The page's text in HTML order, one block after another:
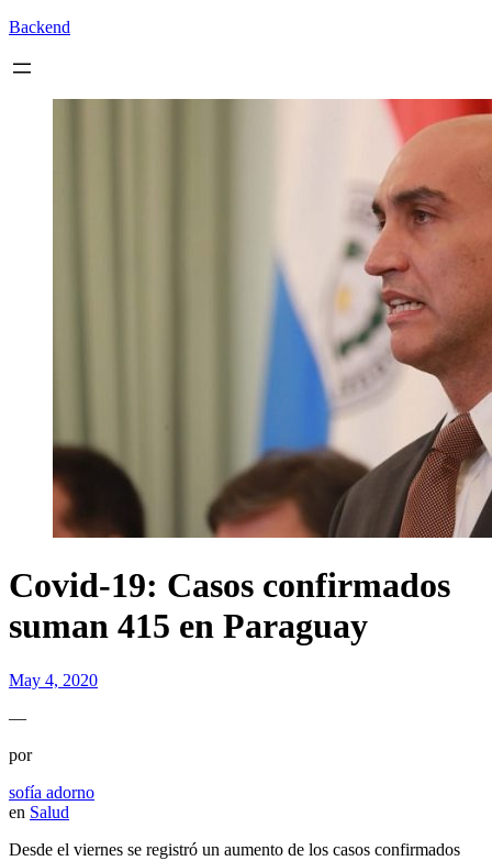
Backend
Covid-19: Casos confirmados
suman 415 en Paraguay
May 4, 2020
—
por
sofía adorno
en Salud
Desde el viernes se registró un aumento de los casos confirmados